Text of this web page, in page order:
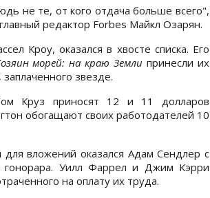
не те, от кого отдача больше всего",
редактор Forbes Майкл Озарян.
Кроу, оказался в хвосте списка. Его
морей: на краю Земли принесли их
звезде.
Круз приносят 12 и 11 долларов
обогащают своих работодателей 10
вложений оказался Адам Сендлер с
Уилл Фаррел и Джим Кэрри
на оплату их труда.